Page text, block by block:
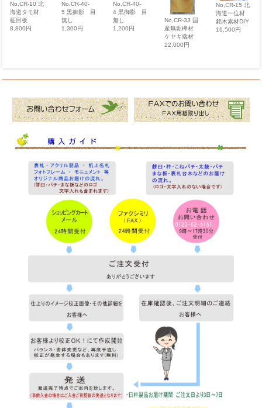
No,CR-10 北
海道タモ材
柾目板
8,800円
No,CR-40-
5 黒御影 目
無し
1,300円
No,CR-40-
4 黒御影 目
無し
1,200円
No,CR-33 国
産無垢欅材
ケヤキ端材
22,000円
No,CR-15 北
海道一位材
銘木素材DIY
16,500円